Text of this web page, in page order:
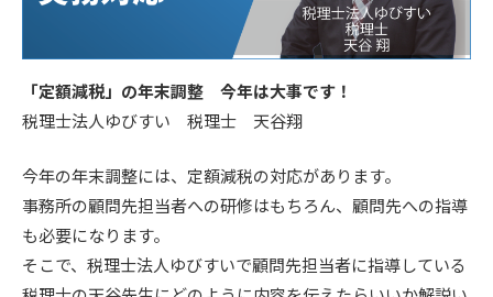
「定額減税」の年末調整 今年は大事です！
税理士法人ゆびすい 税理士 天谷翔
今年の年末調整には、定額減税の対応があります。
事務所の顧問先担当者への研修はもちろん、顧問先への指導
も必要になります。
そこで、税理士法人ゆびすいで顧問先担当者に指導している